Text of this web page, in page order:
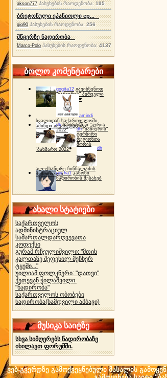
akson777 პასუხების რაოდენობა:195
ბრეტონული ეპანიოლი ep...
gio90 პასუხების რაოდენობა:256
მწყერზე ნადირობა
Marco-Polo პასუხების რაოდენობა:4137
ბოლო კომენტარები
gogita12 გავიხსენოთ
"ბაზიერის" პირველი
ტურნირი ❤
amindi
ხვალიდან საქართველოში
ამინდი გაუარესდება
dh სპორტინგი "გურია
2022"
dh "ბაზიერის"
ტურნირი
რეგიონთა
შორის
"ბახმარო 2022"
dh
ალექსანდრე ჩინჩალაძის
მემორიალიgocha1 კანონი
ნადირობის შესახებ
ახალი სტატიები
საქართველოს
ადმინისტრაციულ
სამართალდარღვევათა
კოდექსი
გურამ რჩეულიშვილი: "მთის
კალთაზე შეფენილ მეჩხერ
ტყეში..."
უილიამ ფოლკნერი: "დათვი"
ქეთევან ჭილაშვილი:
"ნადირობა"
საქართველოს ობობები
ნადირობა(ნამდვილი ამბავი)
მუსიკა საიტზე
სხვა სიმღერებს ნადირობაზე
იხილავთ ფორუმში.
ვებ-გვერდზე გამოქვეყნებული მასალის